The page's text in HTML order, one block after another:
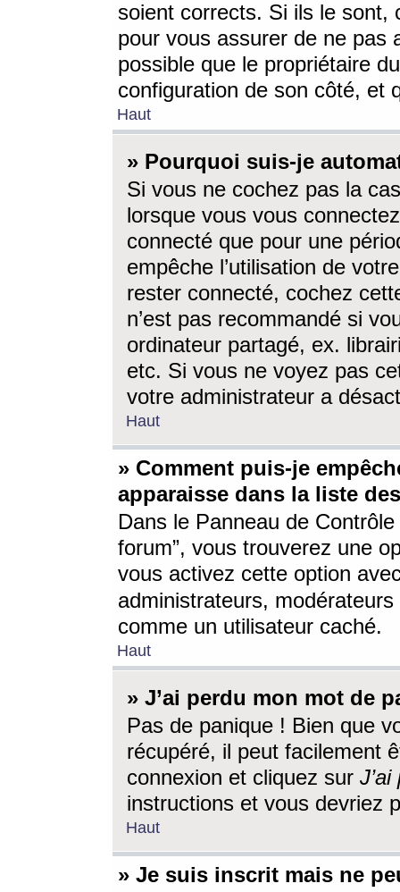
soient corrects. Si ils le sont,
pour vous assurer de ne pas
possible que le propriétaire
configuration de son côté, et
Haut
» Pourquoi suis-je
Si vous ne cochez pas la
lorsque vous vous
connecté que pour une
empêche l’utilisation de
rester connecté, cochez
n’est pas recommandé si
ordinateur partagé, ex.
etc. Si vous ne voyez pas
votre administrateur a
Haut
» Comment puis-je
apparaisse dans la liste
Dans le Panneau de
forum”, vous trouverez une
vous activez cette option
administrateurs,
comme un utilisateur caché.
Haut
» J’ai perdu mon mot de
Pas de panique ! Bien que
récupéré, il peut facilement
connexion et cliquez sur
instructions et vous devriez
Haut
» Je suis inscrit mais ne